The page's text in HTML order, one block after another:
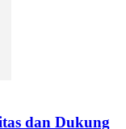
dan Dukung